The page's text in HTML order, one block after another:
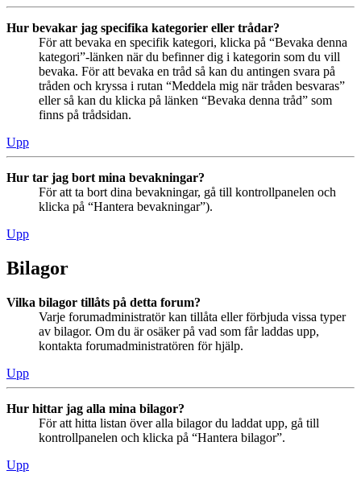
Hur bevakar jag specifika kategorier eller trådar?
För att bevaka en specifik kategori, klicka på “Bevaka denna
kategori”-länken när du befinner dig i kategorin som du vill
bevaka. För att bevaka en tråd så kan du antingen svara på
tråden och kryssa i rutan “Meddela mig när tråden besvaras”
eller så kan du klicka på länken “Bevaka denna tråd” som
finns på trådsidan.
Upp
Hur tar jag bort mina bevakningar?
För att ta bort dina bevakningar, gå till kontrollpanelen och
klicka på “Hantera bevakningar”).
Upp
Bilagor
Vilka bilagor tillåts på detta forum?
Varje forumadministratör kan tillåta eller förbjuda vissa typer
av bilagor. Om du är osäker på vad som får laddas upp,
kontakta forumadministratören för hjälp.
Upp
Hur hittar jag alla mina bilagor?
För att hitta listan över alla bilagor du laddat upp, gå till
kontrollpanelen och klicka på “Hantera bilagor”.
Upp